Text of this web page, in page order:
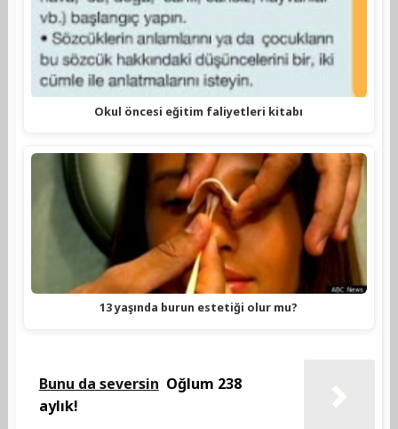
Okul öncesi eğitim faliyetleri kitabı
13 yaşında burun estetiği olur mu?
Bunu da seversin Oğlum 238
aylık!